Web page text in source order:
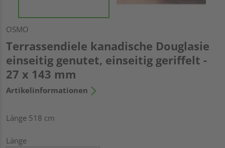
OSMO
Terrassendiele kanadische Douglasie
einseitig genutet, einseitig geriffelt -
27 x 143 mm
Artikelinformationen
Länge 518 cm
Länge